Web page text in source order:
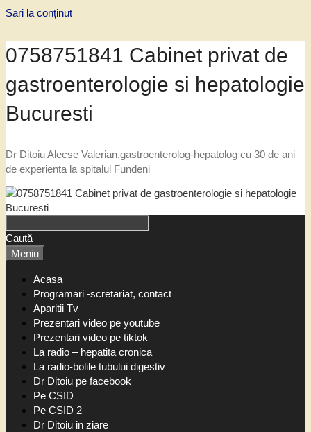
Sari la conținut
0758751841 Cabinet privat de
gastroenterologie si hepatologie
Bucuresti
Dr Ditoiu Alecse Valerian,gastroenterolog-hepatolog cu 30 de ani
de experienta la spitalul Fundeni
Caută
Meniu
Acasa
Programari -scretariat, contact
Aparitii Tv
Prezentari video pe youtube
Prezentari video pe tiktok
La radio – hepatita cronica
La radio-bolile tubului digestiv
Dr Ditoiu pe facebook
Pe CSID
Pe CSID 2
Dr Ditoiu in ziare